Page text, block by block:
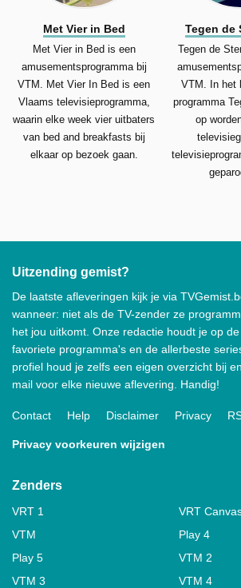
Met Vier in Bed
Met Vier in Bed is een
amusementsprogramma bij
VTM. Met Vier In Bed is een
Vlaams televisieprogramma,
waarin elke week vier uitbaters
van bed and breakfasts bij
elkaar op bezoek gaan.
Tegen de
Tegen de
VTM. In het
programma
op
Uitzending gemist?
De laatste afleveringen kijk je via
wanneer: niet als de TV-zender ze
het jou uitkomt. Onze redactie houdt je op
favoriete programma's en de allerbeste
profiel houd je zelfs een eigen overzicht bij
mail voor elke nieuwe aflevering. Handig!
Contact Help Disclaimer Privacy
Privacy voorkeuren wijzigen
Zenders
VRT 1
VRT
VTM
Play 4
Play 5
VTM 2
VTM 3
VTM 4